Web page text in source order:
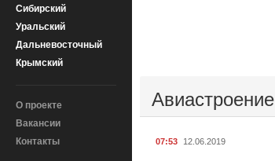
Сибирский
Уральский
Дальневосточный
Крымский
О проекте
Вакансии
Контакты
Авиастроение
07:53 12.06.2019